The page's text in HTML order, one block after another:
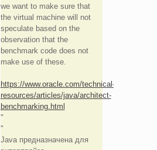
we want to make sure that
the virtual machine will not
speculate based on the
observation that the
benchmark code does not
make use of these.
https://www.oracle.com/technical-
resources/articles/java/architect-
benchmarking.html
Java предназначена для